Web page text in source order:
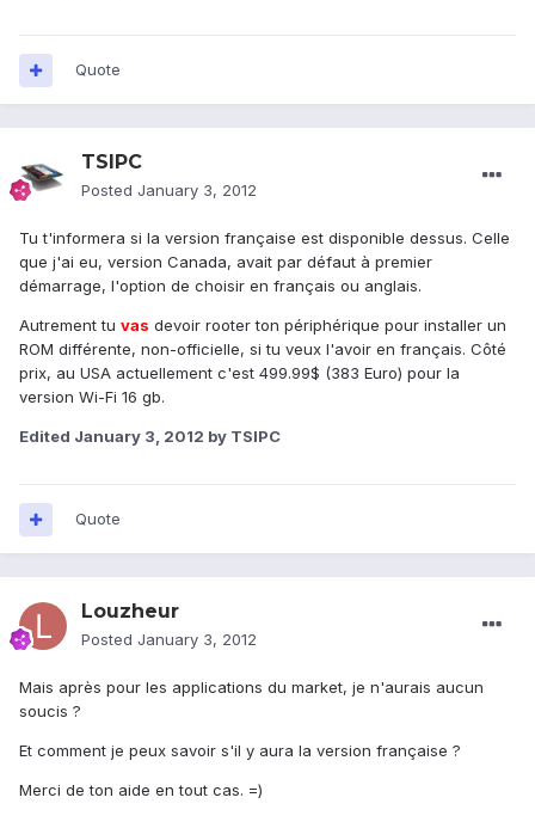
Quote
TSIPC
Posted January 3, 2012
Tu t'informera si la version française est disponible dessus. Celle
que j'ai eu, version Canada, avait par défaut à premier
démarrage, l'option de choisir en français ou anglais.
Autrement tu vas devoir rooter ton périphérique pour installer un
ROM différente, non-officielle, si tu veux l'avoir en français. Côté
prix, au USA actuellement c'est 499.99$ (383 Euro) pour la
version Wi-Fi 16 gb.
Edited January 3, 2012 by TSIPC
Quote
Louzheur
Posted January 3, 2012
Mais après pour les applications du market, je n'aurais aucun
soucis ?
Et comment je peux savoir s'il y aura la version française ?
Merci de ton aide en tout cas. =)